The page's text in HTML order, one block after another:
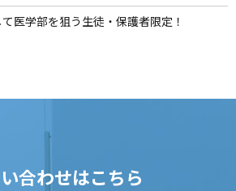
医学部を狙う生徒・保護者限定！
合わせはこちら